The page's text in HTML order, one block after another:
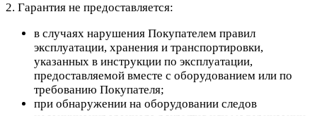
2. Гарантия не предоставляется:
в случаях нарушения Покупателем правил
эксплуатации, хранения и транспортировки,
указанных в инструкции по эксплуатации,
предоставляемой вместе с оборудованием или по
требованию Покупателя;
при обнаружении на оборудовании следов